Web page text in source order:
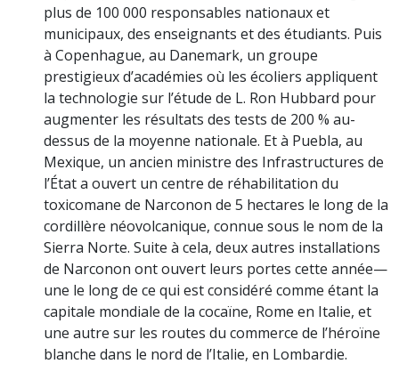
plus de 100 000 responsables nationaux et
municipaux, des enseignants et des étudiants. Puis
à Copenhague, au Danemark, un groupe
prestigieux d’académies où les écoliers appliquent
la technologie sur l’étude de L. Ron Hubbard pour
augmenter les résultats des tests de 200 % au-
dessus de la moyenne nationale. Et à Puebla, au
Mexique, un ancien ministre des Infrastructures de
l’État a ouvert un centre de réhabilitation du
toxicomane de Narconon de 5 hectares le long de la
cordillère néovolcanique, connue sous le nom de la
Sierra Norte. Suite à cela, deux autres installations
de Narconon ont ouvert leurs portes cette année—
une le long de ce qui est considéré comme étant la
capitale mondiale de la cocaïne, Rome en Italie, et
une autre sur les routes du commerce de l’héroïne
blanche dans le nord de l’Italie, en Lombardie.